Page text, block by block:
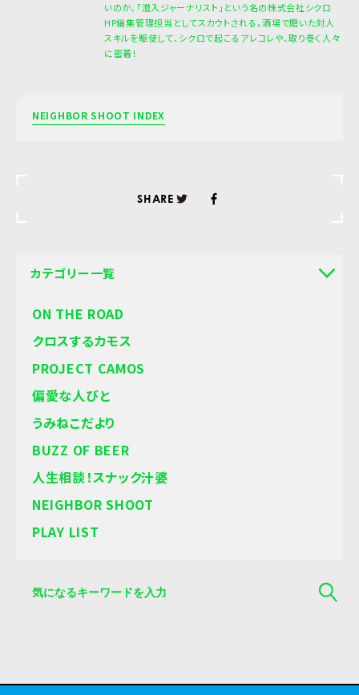
いのか、「潜入ジャーナリスト」という名の株式会社シクロ
HP編集管理担当としてスカウトされる。酒場で磨いた対人
スキルを駆使して、シクロで起こるアレコレや、取り巻く人々
に密着！
NEIGHBOR SHOOT INDEX
SHARE
カテゴリー一覧
ON THE ROAD
クロスするカモス
PROJECT CAMOS
偏愛な人びと
うみねこだより
BUZZ OF BEER
人生相談！スナック汁婆
NEIGHBOR SHOOT
PLAY LIST